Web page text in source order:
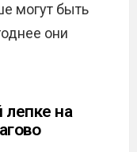
могут быть
они
лепке на